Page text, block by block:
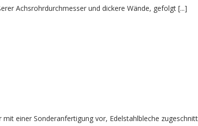
Achsrohrdurchmesser und dickere Wände, gefolgt [...]
einer Sonderanfertigung vor, Edelstahlbleche